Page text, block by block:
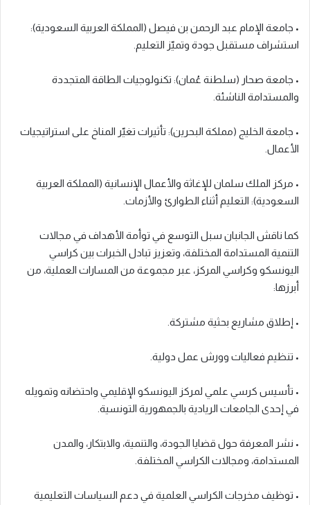
• جامعة الإمام عبد الرحمن بن فيصل (المملكة العربية السعودية):
استشراف مستقبل جودة وتميّز التعليم.
• جامعة صحار (سلطنة عُمان): تكنولوجيات الطاقة المتجددة
والمستدامة الناشئة.
• جامعة الخليج (مملكة البحرين): تأثيرات تغيّر المناخ على استراتيجيات
الأعمال.
• مركز الملك سلمان للإغاثة والأعمال الإنسانية (المملكة العربية
السعودية): التعليم أثناء الطوارئ والأزمات.
كما ناقش الجانبان سبل التوسع في توأمة الأهداف في مجالات
التنمية المستدامة المختلفة، وتعزيز تبادل الخبرات بين كراسي
اليونسكو وكراسي المركز، عبر مجموعة من المسارات العملية، من
أبرزها:
• إطلاق مشاريع بحثية مشتركة.
• تنظيم فعاليات وورش عمل دولية.
• تأسيس كرسي علمي لمركز اليونسكو الإقليمي واحتضانه وتمويله
في إحدى الجامعات الريادية بالجمهورية التونسية.
• نشر المعرفة حول قضايا الجودة، والتنمية، والابتكار، والمدن
المستدامة، ومجالات الكراسي المختلفة.
• توظيف مخرجات الكراسي العلمية في دعم السياسات التعليمية